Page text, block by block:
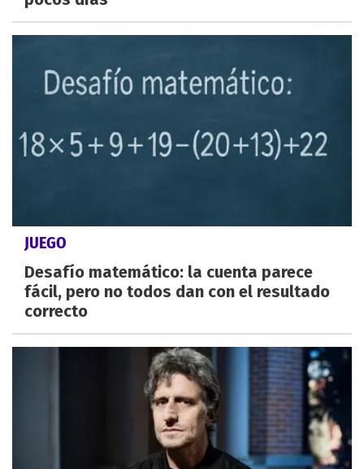
JUEGO
Desafío matemático: la cuenta parece
fácil, pero no todos dan con el resultado
correcto